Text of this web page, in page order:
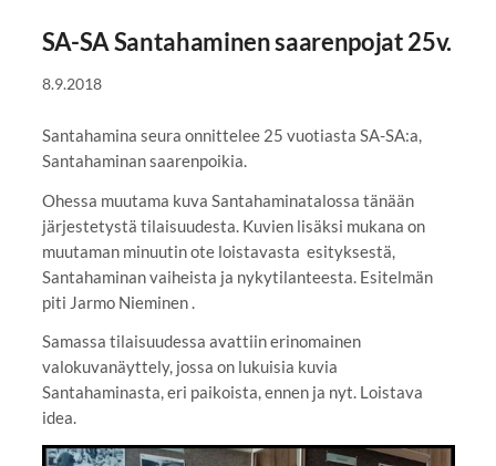
SA-SA Santahaminen saarenpojat 25v.
8.9.2018
Santahamina seura onnittelee 25 vuotiasta SA-SA:a,
Santahaminan saarenpoikia.
Ohessa muutama kuva Santahaminatalossa tänään
järjestetystä tilaisuudesta. Kuvien lisäksi mukana on
muutaman minuutin ote loistavasta esityksestä,
Santahaminan vaiheista ja nykytilanteesta. Esitelmän
piti Jarmo Nieminen .
Samassa tilaisuudessa avattiin erinomainen
valokuvanäyttely, jossa on lukuisia kuvia
Santahaminasta, eri paikoista, ennen ja nyt. Loistava
idea.